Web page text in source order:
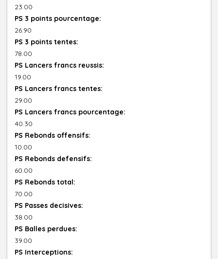
23.00
PS 3 points pourcentage:
26.90
PS 3 points tentes:
78.00
PS Lancers francs reussis:
19.00
PS Lancers francs tentes:
29.00
PS Lancers francs pourcentage:
40.30
PS Rebonds offensifs:
10.00
PS Rebonds defensifs:
60.00
PS Rebonds total:
70.00
PS Passes decisives:
38.00
PS Balles perdues:
39.00
PS Interceptions: